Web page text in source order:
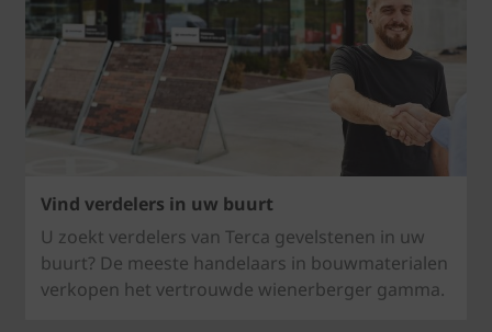
Vind verdelers in uw buurt
U zoekt verdelers van Terca gevelstenen in uw
buurt? De meeste handelaars in bouwmaterialen
verkopen het vertrouwde wienerberger gamma.